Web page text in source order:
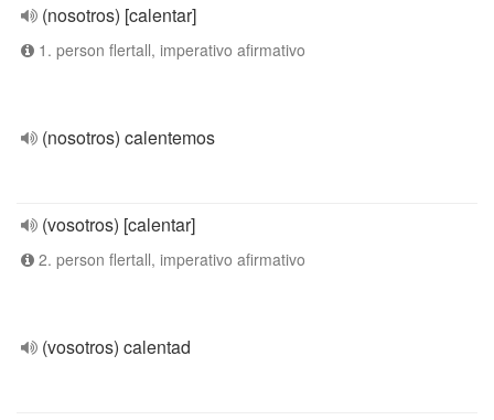
(nosotros) [calentar]
1. person flertall, imperativo afirmativo
(nosotros) calentemos
(vosotros) [calentar]
2. person flertall, imperativo afirmativo
(vosotros) calentad